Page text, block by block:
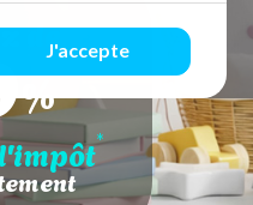
J'accepte
de
%
*